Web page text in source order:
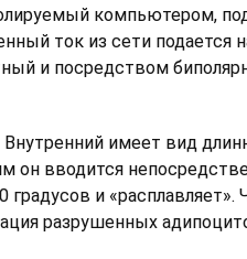
компьютером,
ток из сети подается
и посредством
имеет вид
он вводится
и «расплавляет».
разрушенных